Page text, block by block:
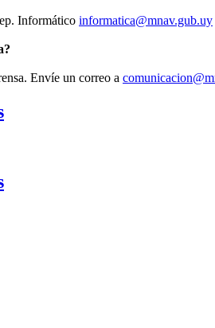
Informático informatica@mnav.gub.uy
Envíe un correo a